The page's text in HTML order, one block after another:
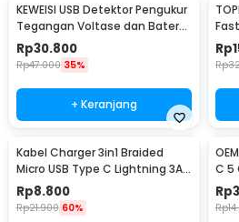
KEWEISI USB Detektor Pengukur
Tegangan Voltase dan Baterai
Tester - KWS-V20
Rp30.800
Rp47.000 35%
+ Keranjang
Rp
Rp
Kabel Charger 3in1 Braided
Micro USB Type C Lightning 3A
1.2M - US186
Rp8.800
Rp21.900 60%
C 5
Rp
Rp